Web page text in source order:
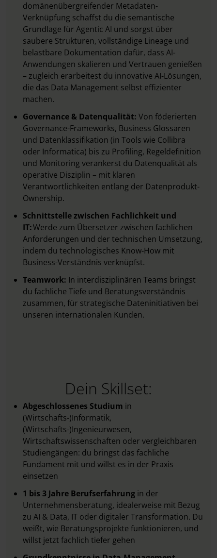
domänenübergreifender Metadaten-
Verknüpfung schaffst du die semantische
Grundlage für Agentic AI und sorgst über
saubere Strukturen, vollständige Lineage und
belastbare Dokumentation dafür, dass AI-
Anwendungen skalieren und Vertrauen genießen
– zugleich erarbeitest du innovative AI-Lösungen,
die das Data Management selbst effizienter
machen.
Governance & Datenqualität: Von föderierten
Governance-Frameworks, Business Glossaren
und Datenklassifikation (in Tools wie Collibra
oder Informatica) bis zu Profiling, Regeldefinition
und Monitoring verankerst du Datenqualität als
operative Disziplin – mit klaren
Verantwortlichkeiten entlang der Datenprodukt-
Ownership.
Schnittstelle zwischen Fachlichkeit und
IT:Werde zum Übersetzer zwischen fachlichen
Anforderungen und der technischen Umsetzung,
indem du technologisches Know-How mit
Business-Verständnis verknüpfst.
Teamwork: In interdisziplinären Teams bringst
du fachliche Tiefe und Beratungsverständnis
zusammen, für strategische Dateninitiativen bei
unseren internationalen Kunden.
Dein Skillset:
Abgeschlossenes Studium in
(Wirtschafts-)Informatik,
(Wirtschafts-)Ingenieurwesen,
Wirtschaftswissenschaften oder vergleichbaren
Studiengängen: du bringst das fachliche
Fundament mit und willst es in der Praxis
einsetzen
1 bis 3 Jahre Berufserfahrung in der
Unternehmensberatung, idealerweise mit Bezug
zu AI & Data, IT oder digitaler Transformation. Du
weißt, wie Beratungsprojekte funktionieren, und
willst jetzt fachlich tiefer gehen